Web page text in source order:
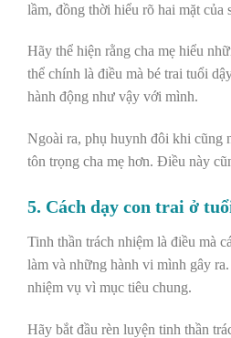
lầm, đồng thời hiểu rõ hai mặt của
Hãy thể hiện rằng cha mẹ hiểu
thể chính là điều mà bé trai tuổi
hành động như vậy với mình.
Ngoài ra, phụ huynh đôi khi cũng
tôn trọng cha mẹ hơn. Điều này
5. Cách dạy con trai ở
Tinh thần trách nhiệm là điều mà
làm và những hành vi mình gây
nhiệm vụ vì mục tiêu chung.
Hãy bắt đầu rèn luyện tinh thần